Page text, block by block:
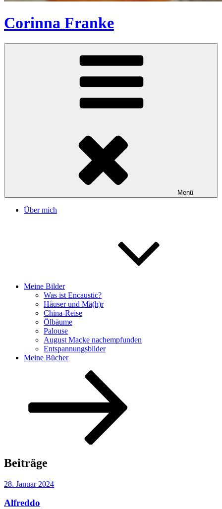
Corinna Franke
Menü
Über mich
Meine Bilder
Was ist Encaustic?
Häuser und Mä(h)r
China-Reise
Ölbäume
Palouse
August Macke nachempfunden
Entspannungsbilder
Meine Bücher
Beiträge
Veröffentlicht
28. Januar 2024
Alfreddo